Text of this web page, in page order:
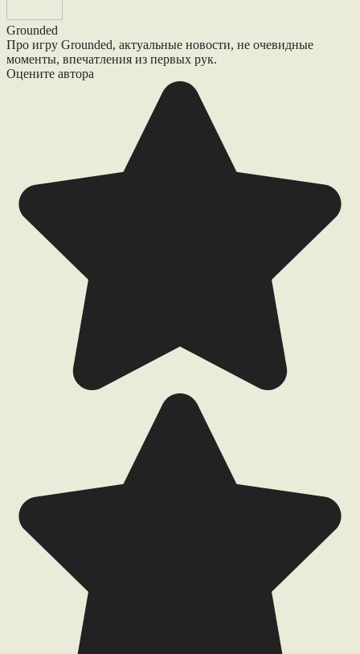
Grounded
Про игру Grounded, актуальные новости, не очевидные
моменты, впечатления из первых рук.
Оцените автора